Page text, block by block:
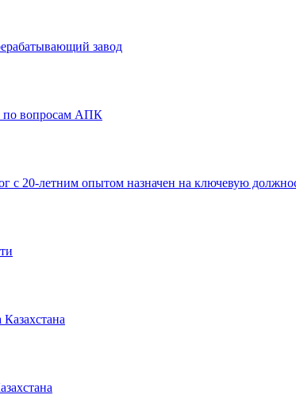
завод
по вопросам АПК
с 20-летним опытом назначен на ключевую